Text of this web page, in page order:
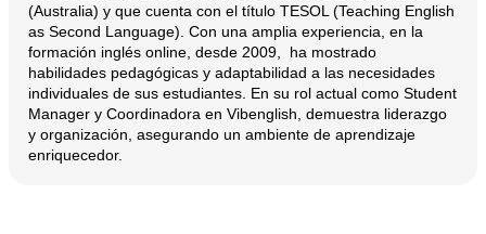
(Australia) y que cuenta con el título TESOL (Teaching English
as Second Language). Con una amplia experiencia, en la
formación inglés online, desde 2009, ha mostrado
habilidades pedagógicas y adaptabilidad a las necesidades
individuales de sus estudiantes. En su rol actual como Student
Manager y Coordinadora en Vibenglish, demuestra liderazgo
y organización, asegurando un ambiente de aprendizaje
enriquecedor.